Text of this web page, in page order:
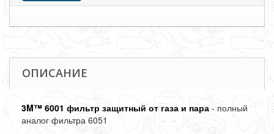
ОПИСАНИЕ
3M™ 6001 фильтр защитный от газа и пара - полный
аналог фильтра 6051